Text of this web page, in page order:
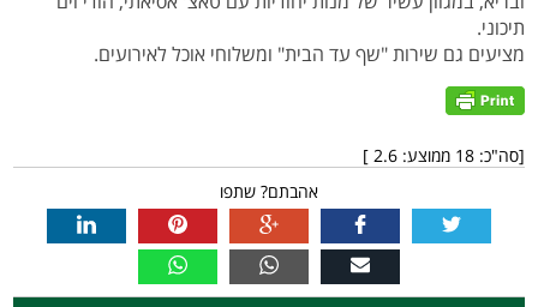
תיכוני.
מציעים גם שירות "שף עד הבית" ומשלוחי אוכל לאירועים.
[סה"כ: 18 ממוצע: 2.6
]
אהבתם? שתפו